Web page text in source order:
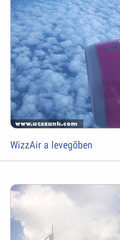
WizzAir a levegõben